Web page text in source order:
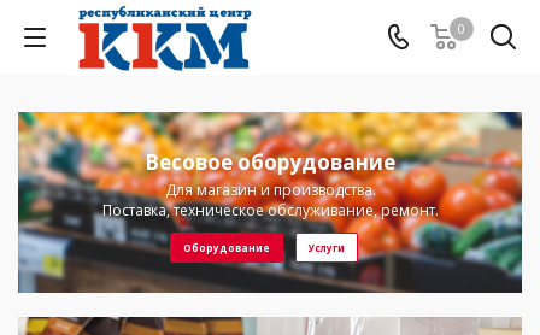
0
Весовое оборудование
Для магазин и производства.
Поставка, техническое обслуживание, ремонт.
Оборудование Услуги